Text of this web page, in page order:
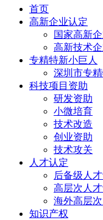
首页
高新企业认定
国家高新
高新技术
专精特新小巨人
深圳市专
科技项目资助
研发资助
小微培育
技术改造
创业资助
技术攻关
人才认定
后备级人
高层次人
海外高层
知识产权